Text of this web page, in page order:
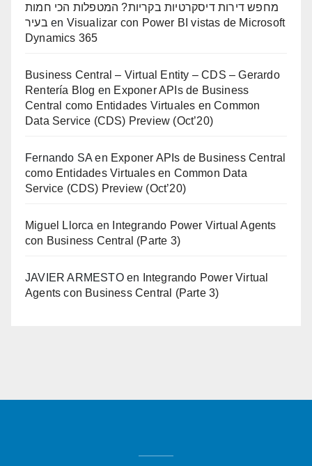
מחפש דירות דיסקרטיות בקריות? המטפלות הכי חמות
בעיר en Visualizar con Power BI vistas de Microsoft
Dynamics 365
Business Central – Virtual Entity – CDS – Gerardo
Rentería Blog en Exponer APIs de Business
Central como Entidades Virtuales en Common
Data Service (CDS) Preview (Oct’20)
Fernando SA en Exponer APIs de Business Central
como Entidades Virtuales en Common Data
Service (CDS) Preview (Oct’20)
Miguel Llorca en
Integrando Power Virtual Agents
con Business Central (Parte 3)
JAVIER ARMESTOen
Integrando Power Virtual
Agents con Business Central (Parte 3)